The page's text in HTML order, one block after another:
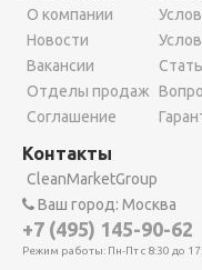
О компании
Новости
Вакансии
Отделы продаж
Соглашение
Контакты
CleanMarketGroup
Ваш город: Москва
+7 (495) 145-90-62
Режим работы: Пн-Пт с 8:30 до